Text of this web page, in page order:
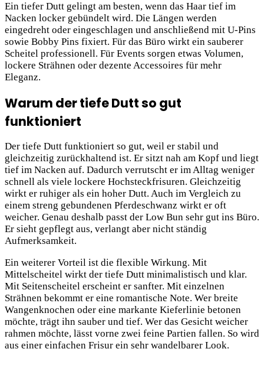
Ein tiefer Dutt gelingt am besten, wenn das Haar tief im
Nacken locker gebündelt wird. Die Längen werden
eingedreht oder eingeschlagen und anschließend mit U-Pins
sowie Bobby Pins fixiert. Für das Büro wirkt ein sauberer
Scheitel professionell. Für Events sorgen etwas Volumen,
lockere Strähnen oder dezente Accessoires für mehr
Eleganz.
Warum der tiefe Dutt so gut
funktioniert
Der tiefe Dutt funktioniert so gut, weil er stabil und
gleichzeitig zurückhaltend ist. Er sitzt nah am Kopf und liegt
tief im Nacken auf. Dadurch verrutscht er im Alltag weniger
schnell als viele lockere Hochsteckfrisuren. Gleichzeitig
wirkt er ruhiger als ein hoher Dutt. Auch im Vergleich zu
einem streng gebundenen Pferdeschwanz wirkt er oft
weicher. Genau deshalb passt der Low Bun sehr gut ins Büro.
Er sieht gepflegt aus, verlangt aber nicht ständig
Aufmerksamkeit.
Ein weiterer Vorteil ist die flexible Wirkung. Mit
Mittelscheitel wirkt der tiefe Dutt minimalistisch und klar.
Mit Seitenscheitel erscheint er sanfter. Mit einzelnen
Strähnen bekommt er eine romantische Note. Wer breite
Wangenknochen oder eine markante Kieferlinie betonen
möchte, trägt ihn sauber und tief. Wer das Gesicht weicher
rahmen möchte, lässt vorne zwei feine Partien fallen. So wird
aus einer einfachen Frisur ein sehr wandelbarer Look.